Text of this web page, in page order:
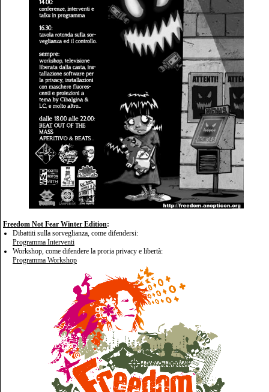
Freedom Not Fear Winter Edition:
Dibattiti sulla sorveglianza, come difendersi:
Programma Interventi
Workshop, come difendere la proria privacy e libertà:
Programma Workshop